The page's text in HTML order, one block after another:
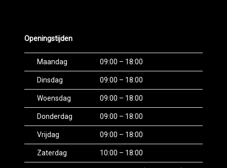
Openingstijden
Maandag 09:00 – 18:00
Dinsdag 09:00 – 18:00
Woensdag 09:00 – 18:00
Donderdag 09:00 – 18:00
Vrijdag 09:00 – 18:00
Zaterdag 10:00 – 18:00